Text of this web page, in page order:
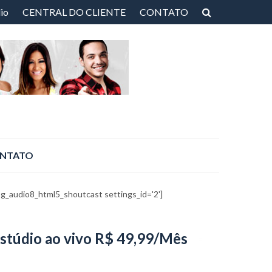
CENTRAL DO CLIENTE CONTATO
settings_id='2']
ao vivo R$ 49,99/Mês